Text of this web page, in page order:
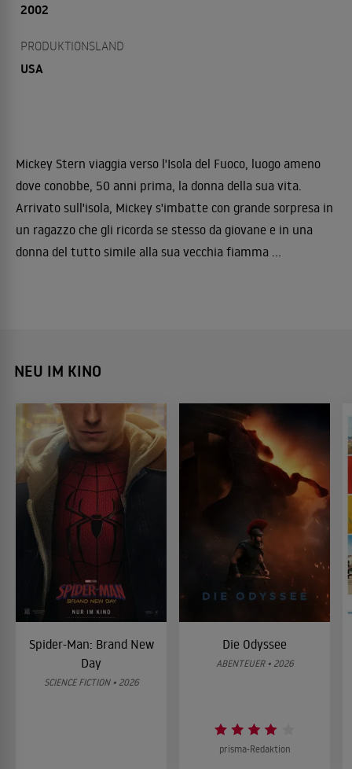
2002
PRODUKTIONSLAND
USA
Mickey Stern viaggia verso l'Isola del Fuoco, luogo ameno
dove conobbe, 50 anni prima, la donna della sua vita.
Arrivato sull'isola, Mickey s'imbatte con grande sorpresa in
un ragazzo che gli ricorda se stesso da giovane e in una
donna del tutto simile alla sua vecchia fiamma ...
NEU IM KINO
Spider-Man: Brand New
Day
SCIENCE FICTION • 2026
Die Odyssee
ABENTEUER • 2026
prisma-Redaktion